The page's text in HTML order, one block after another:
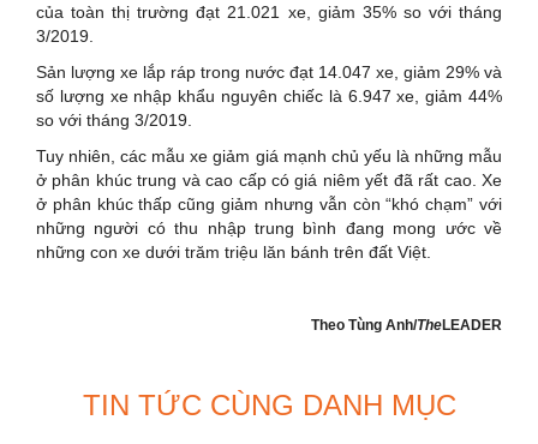
của toàn thị trường đạt 21.021 xe, giảm 35% so với tháng
3/2019.
Sản lượng xe lắp ráp trong nước đạt 14.047 xe, giảm 29% và
số lượng xe nhập khẩu nguyên chiếc là 6.947 xe, giảm 44%
so với tháng 3/2019.
Tuy nhiên, các mẫu xe giảm giá mạnh chủ yếu là những mẫu
ở phân khúc trung và cao cấp có giá niêm yết đã rất cao. Xe
ở phân khúc thấp cũng giảm nhưng vẫn còn “khó chạm” với
những người có thu nhập trung bình đang mong ước về
những con xe dưới trăm triệu lăn bánh trên đất Việt.
Theo Tùng Anh/TheLEADER
TIN TỨC CÙNG DANH MỤC